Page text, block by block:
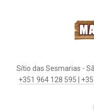
Sítio das Sesmarias -
+351 964 128 595 |